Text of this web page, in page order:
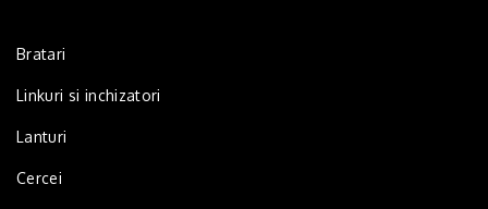
Bratari
Linkuri si inchizatori
Lanturi
Cercei